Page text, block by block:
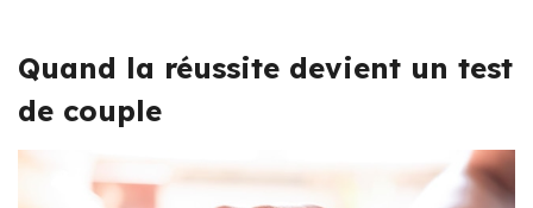
Quand la réussite devient un test
de couple